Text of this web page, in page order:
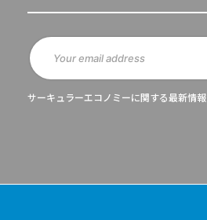
サーキュラーエコノミーに関する最新情報